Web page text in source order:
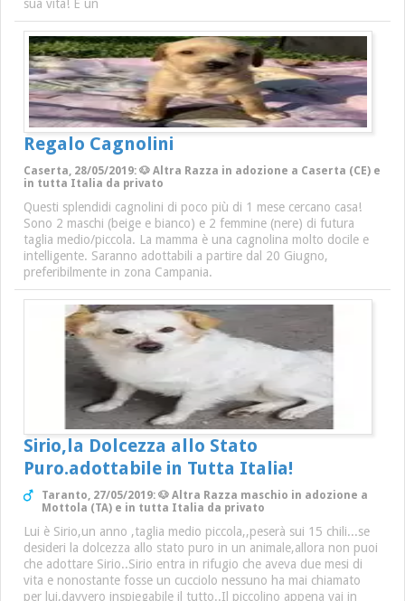
sua vita! È un
Regalo Cagnolini
Caserta, 28/05/2019: 🐶 Altra Razza in adozione a Caserta (CE) e
in tutta Italia da privato
Questi splendidi cagnolini di poco più di 1 mese cercano casa!
Sono 2 maschi (beige e bianco) e 2 femmine (nere) di futura
taglia medio/piccola. La mamma è una cagnolina molto docile e
intelligente. Saranno adottabili a partire dal 20 Giugno,
preferibilmente in zona Campania.
Sirio,la Dolcezza allo Stato
Puro.adottabile in Tutta Italia!
Taranto, 27/05/2019: 🐶 Altra Razza maschio in adozione a
Mottola (TA) e in tutta Italia da privato
Lui è Sirio,un anno ,taglia medio piccola,,peserà sui 15 chili...se
desideri la dolcezza allo stato puro in un animale,allora non puoi
che adottare Sirio..Sirio entra in rifugio che aveva due mesi di
vita e nonostante fosse un cucciolo nessuno ha mai chiamato
per lui,davvero inspiegabile il tutto..Il piccolino appena vai in